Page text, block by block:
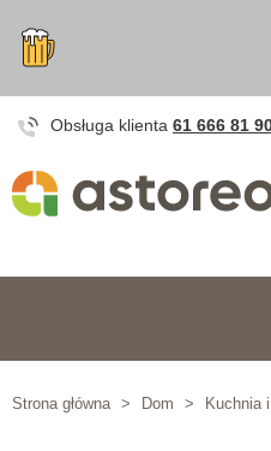
Obsługa klienta 61 666 81
Strona główna > Dom > Kuchnia